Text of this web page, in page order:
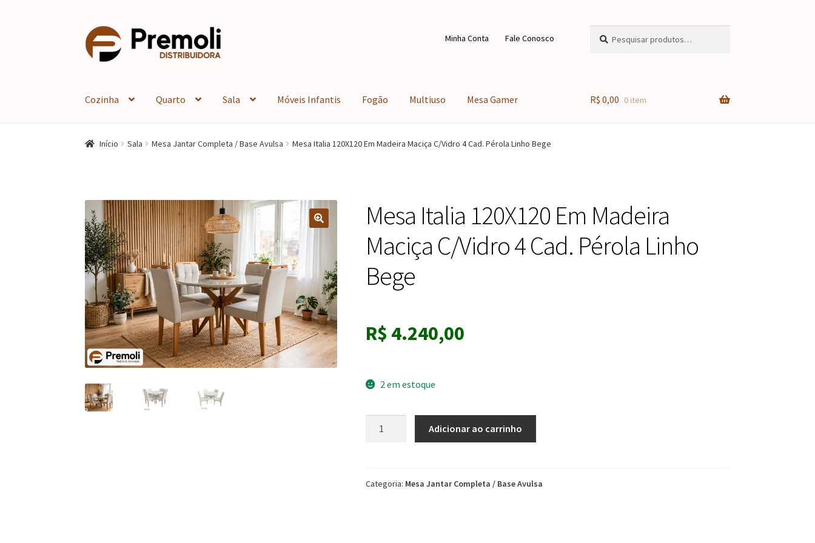
Pular
para
navegação
Pular
para
Minha Conta Fale Conosco
por:
Cozinha Quarto Sala Móveis Infantis Fogão Multiuso Mesa Gamer R$ 0,00 0 item
Início Sala Mesa Jantar Completa / Base Avulsa Mesa Italia 120X120 Em Madeira Maciça C/Vidro 4 Cad. Pérola Linho Bege
Mesa Italia 120X120 Em Madeira
Maciça C/Vidro 4 Cad. Pérola Linho
Bege
R$ 4.240,00
2 em estoque
Madeira
Adicionar ao carrinho
Categoria: Mesa Jantar Completa / Base Avulsa